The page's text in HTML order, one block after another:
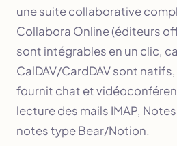
une suite collaborative
Collabora Online (éditeurs
sont intégrables en un clic,
CalDAV/CardDAV sont
fournit chat et
lecture des mails IMAP,
notes type Bear/Notion.